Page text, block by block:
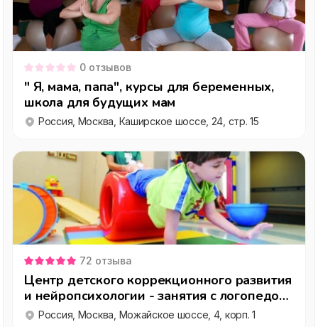
0 отзывов
" Я, мама, папа", курсы для беременных,
школа для будущих мам
Россия, Москва, Каширское шоссе, 24, стр. 15
72 отзыва
Центр детского коррекционного развития
и нейропсихологии - занятия с логопедом
и нейропсихологом
Россия, Москва, Можайское шоссе, 4, корп. 1